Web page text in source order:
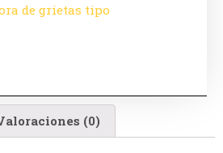
de grietas tipo
(0)